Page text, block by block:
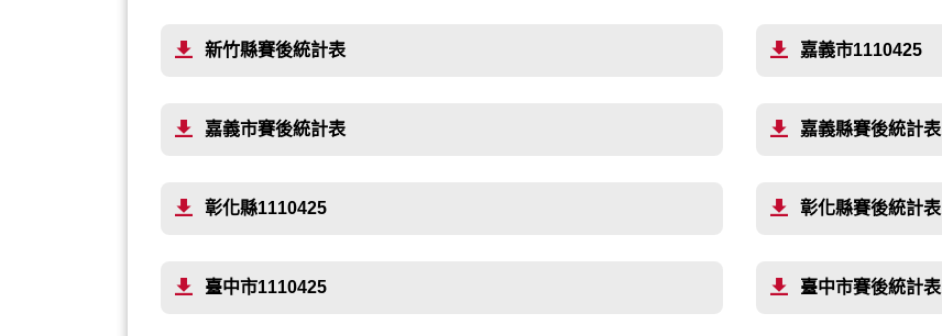
新竹縣賽後統計表 嘉義市1110425
嘉義市賽後統計表 嘉義縣賽後統計表
彰化縣1110425 彰化縣賽後統計表
臺中市1110425 臺中市賽後統計表